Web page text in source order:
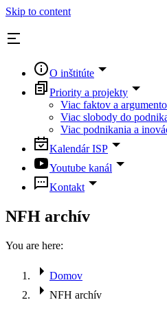
Skip to content
O inštitúte
Priority a projekty
Viac faktov a
Viac slobody do
Viac podnikania a
Kalendár ISP
Youtube kanál
Kontakt
NFH archív
You are here:
Domov
NFH archív